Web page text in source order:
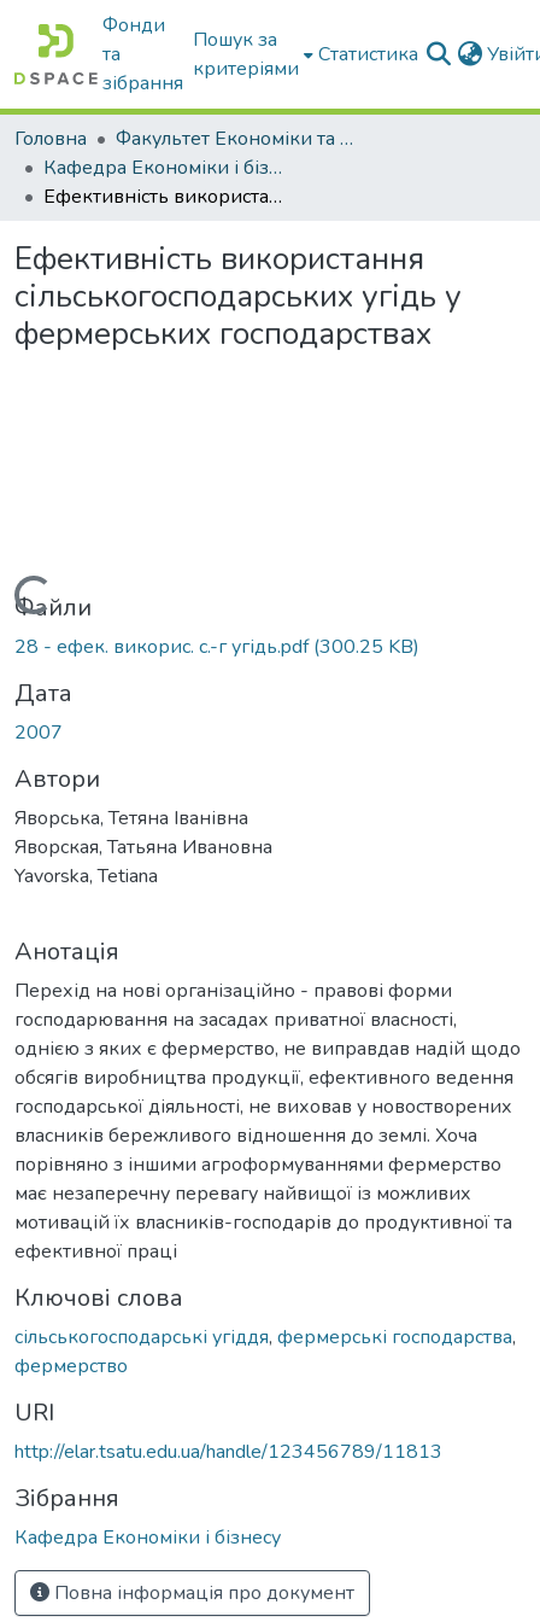
Фонди
та
зібрання
Пошук за
критеріями
Статистика
Головна
Факультет Економіки та бізнесу
Кафедра Економіки і бізнесу
Ефективність використання сільськогосподарських угідь у фермерських господарствах
Ефективність використання
сільськогосподарських угідь у
фермерських господарствах
Вантажиться...
Файли
28 - ефек. викорис. с.-г угідь.pdf(300.25 KB)
Дата
2007
Автори
Яворська, Тетяна Іванівна
Яворская, Татьяна Ивановна
Yavorska, Tetiana
Анотація
Перехід на нові організаційно - правові форми
господарювання на засадах приватної власності,
однією з яких є фермерство, не виправдав надій щодо
обсягів виробництва продукції, ефективного ведення
господарської діяльності, не виховав у новостворених
власників бережливого відношення до землі. Хоча
порівняно з іншими агроформуваннями фермерство
має незаперечну перевагу найвищої із можливих
мотивацій їх власників-господарів до продуктивної та
ефективної праці
Ключові слова
сільськогосподарські угіддя, фермерські господарства,
фермерство
URI
http://elar.tsatu.edu.ua/handle/123456789/11813
Зібрання
Кафедра Економіки і бізнесу
Повна інформація про документ